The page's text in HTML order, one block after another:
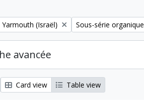
(Israël) Remove filter:
Sous-série organique
avancée
Card view Table view